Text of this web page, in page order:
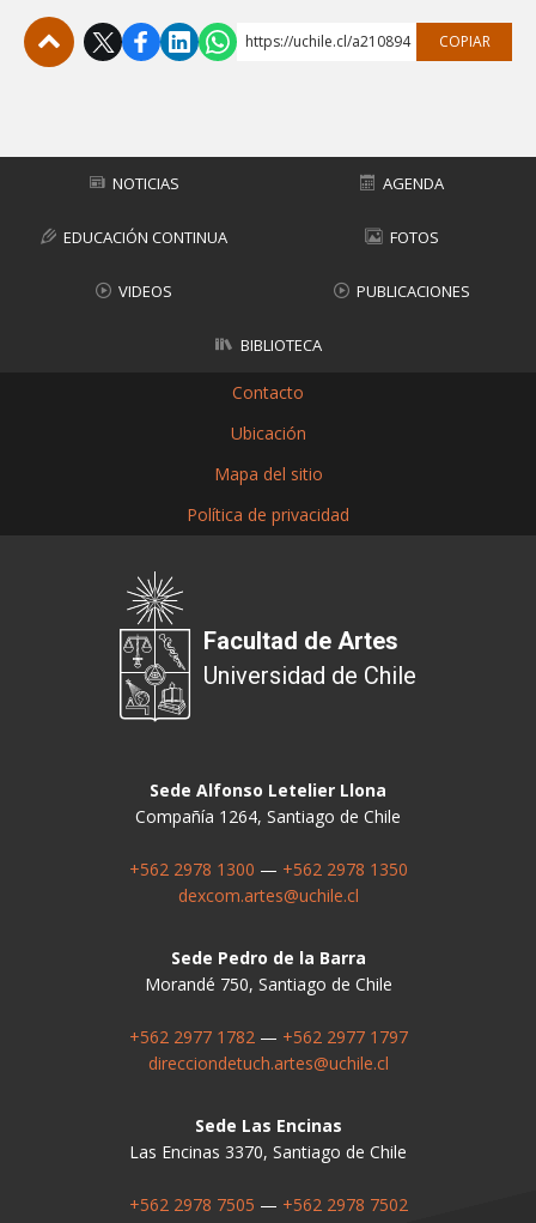
https://uchile.cl/a210894 COPIAR
NOTICIAS AGENDA
EDUCACIÓN CONTINUA FOTOS
VIDEOS PUBLICACIONES
BIBLIOTECA
Contacto
Ubicación
Mapa del sitio
Política de privacidad
Facultad de Artes
Universidad de Chile
Sede Alfonso Letelier Llona
Compañía 1264, Santiago de Chile
+562 2978 1300 — +562 2978 1350
dexcom.artes@uchile.cl
Sede Pedro de la Barra
Morandé 750, Santiago de Chile
+562 2977 1782— +562 2977 1797
direcciondetuch.artes@uchile.cl
Sede Las Encinas
Las Encinas 3370, Santiago de Chile
+562 2978 7505 — +562 2978 7502